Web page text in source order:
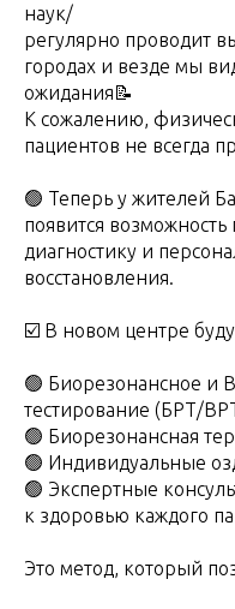
наук/
регулярно проводит
городах и везде мы
ожидания📝
К сожалению,
пациентов не всегда
🟢 Теперь у жителей
появится
диагностику и
восстановления.
☑️ В новом центре
🟢 Биорезонансное и
тестирование (БРТ/
🟢 Биорезонансная
🟢 Индивидуальные
🟢 Экспертные
к здоровью каждого
Это метод, который